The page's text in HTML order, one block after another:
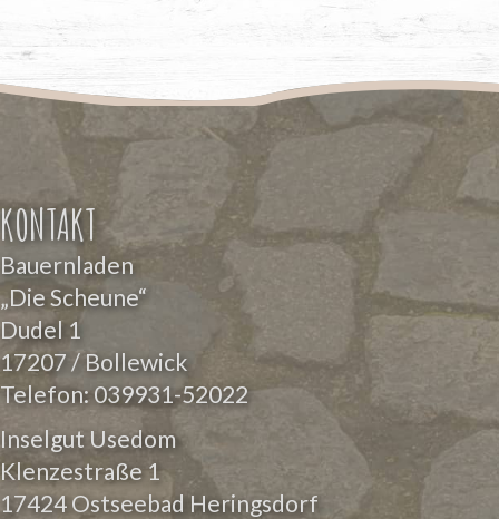
KONTAKT
Bauernladen
„Die Scheune“
Dudel 1
17207 / Bollewick
Telefon:039931-52022
Inselgut Usedom
Klenzestraße 1
17424 Ostseebad Heringsdorf